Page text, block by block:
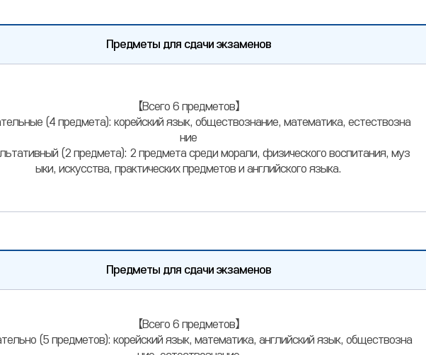
Предметы для сдачи экзаменов
【Всего 6 предметов】
(4 предмета): корейский язык, обществознание, математика, естествозна
ние
(2 предмета): 2 предмета среди морали, физического воспитания, муз
ыки, искусства, практических предметов и английского языка.
Предметы для сдачи экзаменов
【Всего 6 предметов】
(5 предметов): корейский язык, математика, английский язык, обществозна